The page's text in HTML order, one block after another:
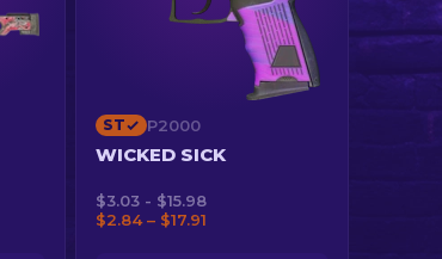
ST P2000
WICKED SICK
$3.03 - $15.98
$2.84 – $17.91